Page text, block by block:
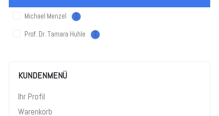
Michael Menzel 1
Prof. Dr. Tamara Huhle 1
KUNDENMENÜ
Ihr Profil
Warenkorb